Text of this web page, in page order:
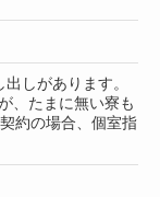
しがあります。
、たまに無い寮も
約の場合、個室指